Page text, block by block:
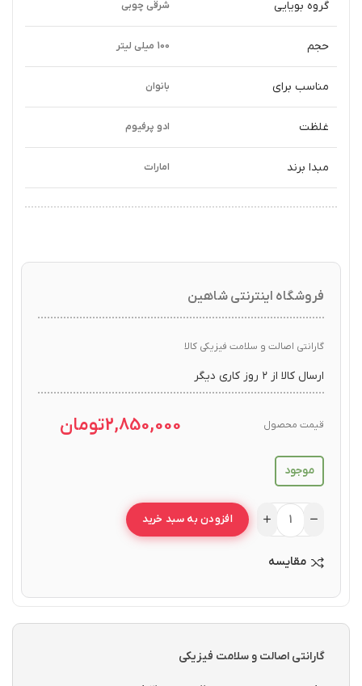
گروه بویایی شرقی چوبی
حجم 100 میلی لیتر
مناسب برای بانوان
غلظت ادو پرفیوم
مبدا برند امارات
فروشگاه اینترنتی شاهین
گارانتی اصالت و سلامت فیزیکی کالا
ارسال کالا از ۲ روز کاری دیگر
قیمت محصول 2,850,000تومان
موجود
افزودن به سبد خرید
مقایسه
گارانتی اصالت و سلامت فیزیکی